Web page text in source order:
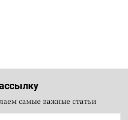
самые важные статьи